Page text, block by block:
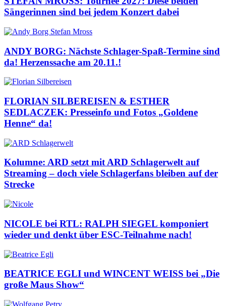
Sängerinnen sind bei jedem Konzert dabei
ANDY BORG: Nächste Schlager-Spaß-Termine sind
da! Herzenssache am 20.11.!
FLORIAN SILBEREISEN & ESTHER
SEDLACZEK: Presseinfo und Fotos „Goldene
Henne“ da!
Kolumne: ARD setzt mit ARD Schlagerwelt auf
Streaming – doch viele Schlagerfans bleiben auf der
Strecke
NICOLE bei RTL: RALPH SIEGEL komponiert
wieder und denkt über ESC-Teilnahme nach!
BEATRICE EGLI und WINCENT WEISS bei „Die
große Maus Show“